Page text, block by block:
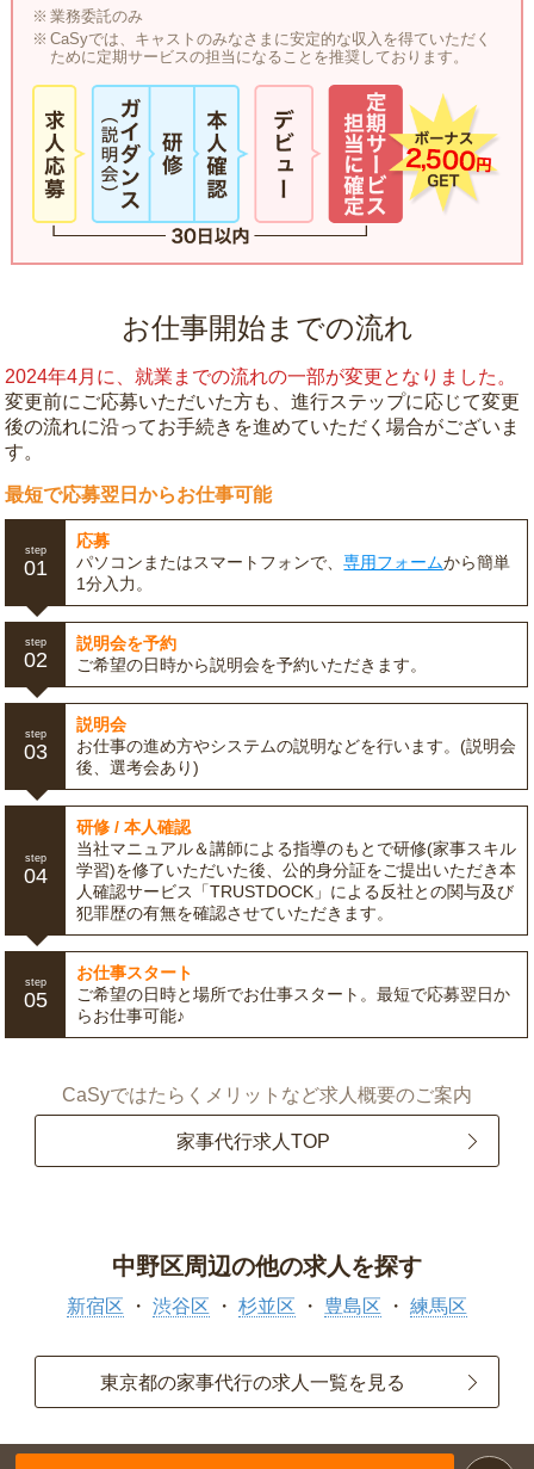
業務委託のみ
CaSyでは、キャストのみなさまに安定的な収入を得ていただく
ために定期サービスの担当になることを推奨しております。
お仕事開始までの流れ
2024年4月に、就業までの流れの一部が変更となりました。
変更前にご応募いただいた方も、進行ステップに応じて変更
後の流れに沿ってお手続きを進めていただく場合がございま
す。
最短で応募翌日からお仕事可能
step
01
応募
パソコンまたはスマートフォンで、専用フォームから簡単
1分入力。
step
02
説明会を予約
ご希望の日時から説明会を予約いただきます。
step
03
説明会
お仕事の進め方やシステムの説明などを行います。(説明会
後、選考会あり)
step
04
研修 / 本人確認
当社マニュアル＆講師による指導のもとで研修(家事スキル
学習)を修了いただいた後、公的身分証をご提出いただき本
人確認サービス「TRUSTDOCK」による反社との関与及び
犯罪歴の有無を確認させていただきます。
step
05
お仕事スタート
ご希望の日時と場所でお仕事スタート。最短で応募翌日か
らお仕事可能♪
CaSyではたらくメリットなど求人概要のご案内
家事代行求人TOP
中野区周辺の他の求人を探す
新宿区 渋谷区 杉並区 豊島区 練馬区
東京都の家事代行の求人一覧を見る